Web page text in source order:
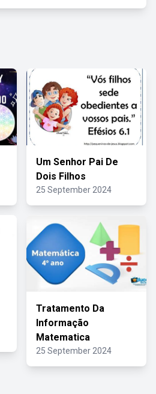
Um Senhor Pai De
Dois Filhos
25 September 2024
Tratamento Da
Informação
Matematica
25 September 2024